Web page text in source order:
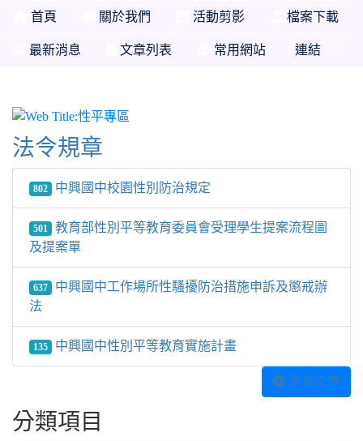
首頁 關於我們 活動剪影 檔案下載
最新消息 文章列表 常用網站 連結
法令規章
802 中興國中校園性別防治規定
501
教育部性別平等教育委員會受理學生提案流程圖
及提案單
637
中興國中工作場所性騷擾防治措施申訴及懲戒辦
法
135 中興國中性別平等教育實施計畫
更多文章
分類項目